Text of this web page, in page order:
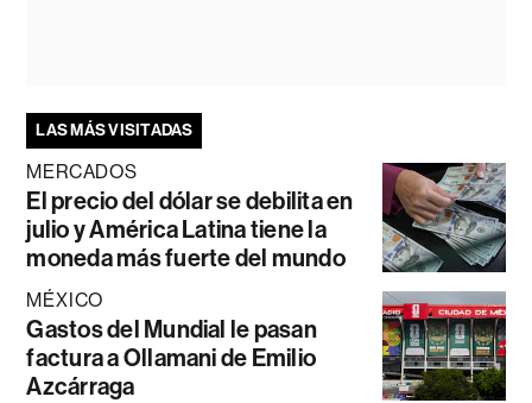
LAS MÁS VISITADAS
MERCADOS
El precio del dólar se debilita en
julio y América Latina tiene la
moneda más fuerte del mundo
MÉXICO
Gastos del Mundial le pasan
factura a Ollamani de Emilio
Azcárraga